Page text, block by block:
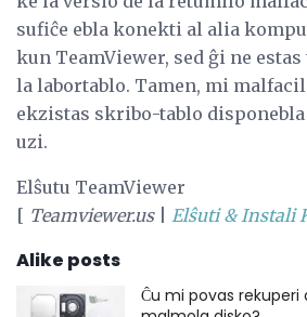
sufiĉe ebla konekti al alia
kun TeamViewer, sed ĝi ne
la labortablo. Tamen, mi
ekzistas skribo-tablo
uzi.
Elŝutu TeamViewer
[ Teamviewer.us| Elŝuti & Instali
Alike posts
Ĉu mi povas